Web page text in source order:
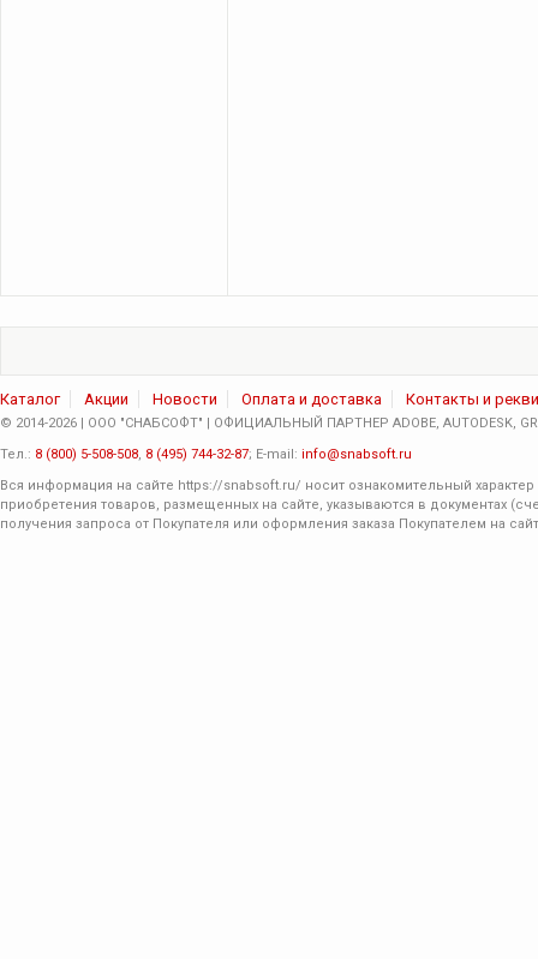
Каталог Акции Новости Оплата и доставка Контакты и
© 2014-2026 | ООО "СНАБСОФТ" | ОФИЦИАЛЬНЫЙ ПАРТНЕР ADOBE, AUTODESK,
Тел.: 8 (800) 5-508-508, 8 (495) 744-32-87; E-mail: info@snabsoft.ru
Вся информация на сайте https://snabsoft.ru/ носит ознакомительный
приобретения товаров, размещенных на сайте, указываются в документах
получения запроса от Покупателя или оформления заказа Покупателем на